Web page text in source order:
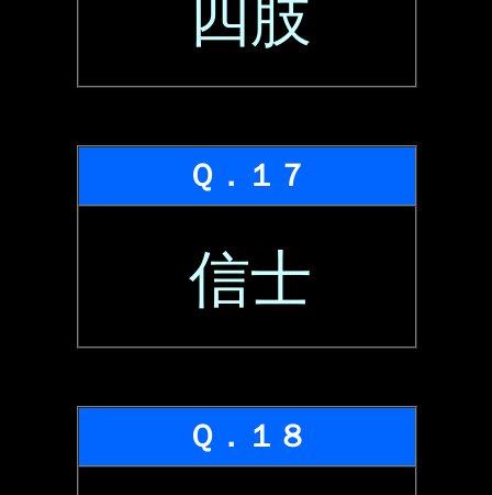
四肢
Ｑ．１７
信士
Ｑ．１８